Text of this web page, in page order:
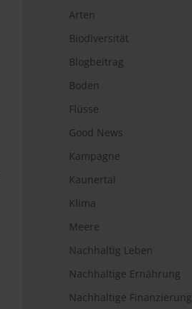
Arten
Biodiversität
Blogbeitrag
Boden
Flüsse
Good News
Kampagne
Kaunertal
Klima
Meere
Nachhaltig Leben
Nachhaltige Ernährung
Nachhaltige Finanzierung